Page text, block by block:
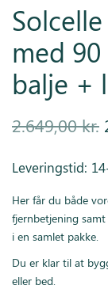
med
balje +
2.649,00kr.
Leveringstid:
Her får du både
fjernbetjening
i en samlet pakke.
Du er klar til at
eller bed.